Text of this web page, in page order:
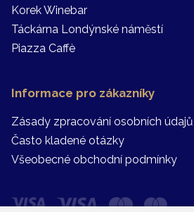
Korek Winebar
Táckárna Londýnské náměstí
Piazza Caffè
Informace pro zákazníky
Zásady zpracování osobních údajů
Často kladené otázky
Všeobecné obchodní podmínky